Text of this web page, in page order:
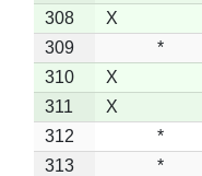
308 X
309
*
310
X
311
X
312
*
313
*